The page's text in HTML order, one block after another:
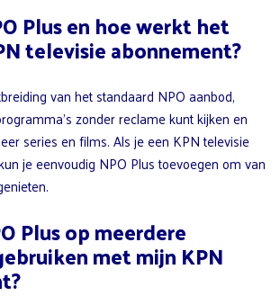
Plus en hoe werkt het
televisie abonnement?
van het standaard NPO aanbod,
zonder reclame kunt kijken en
series en films. Als je een KPN televisie
je eenvoudig NPO Plus toevoegen om van
Plus op meerdere
met mijn KPN